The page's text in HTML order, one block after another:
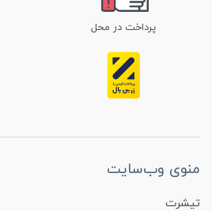
پرداخت در محل
منوی وب‌سایت
تیشرت